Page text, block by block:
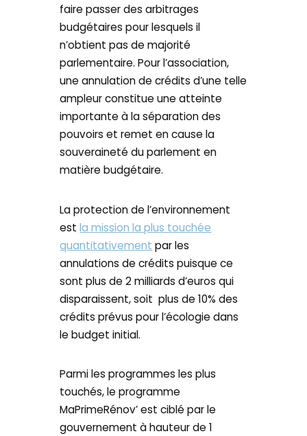
faire passer des arbitrages
budgétaires pour lesquels il
n’obtient pas de majorité
parlementaire. Pour l’association,
une annulation de crédits d’une telle
ampleur constitue une atteinte
importante à la séparation des
pouvoirs et remet en cause la
souveraineté du parlement en
matière budgétaire.
La protection de l’environnement
estla mission la plus touchée
quantitativement par les
annulations de crédits puisque ce
sont plus de 2 milliards d’euros qui
disparaissent, soit plus de 10% des
crédits prévus pour l’écologie dans
le budget initial.
Parmi les programmes les plus
touchés, le programme
MaPrimeRénov’ est ciblé par le
gouvernement à hauteur de 1